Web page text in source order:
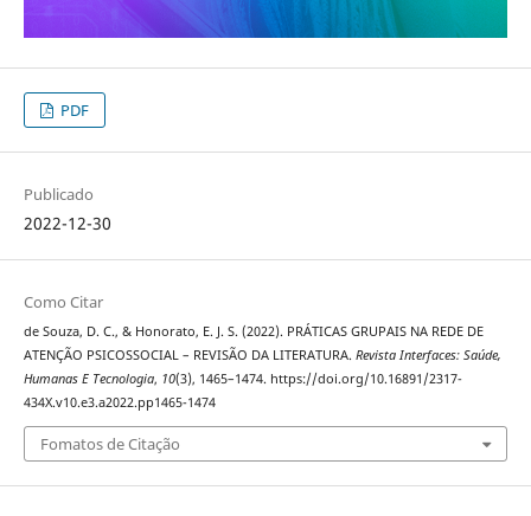
PDF
Publicado
2022-12-30
Como Citar
de Souza, D. C., & Honorato, E. J. S. (2022). PRÁTICAS GRUPAIS NA REDE DE
ATENÇÃO PSICOSSOCIAL – REVISÃO DA LITERATURA. Revista Interfaces: Saúde,
Humanas E Tecnologia, 10(3), 1465–1474. https://doi.org/10.16891/2317-
434X.v10.e3.a2022.pp1465-1474
Fomatos de Citação